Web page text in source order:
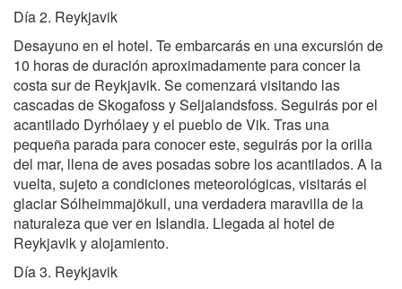
Día 2. Reykjavik
Desayuno en el hotel. Te embarcarás en una excursión de
10 horas de duración aproximadamente para concer la
costa sur de Reykjavik. Se comenzará visitando las
cascadas de Skogafoss y Seljalandsfoss. Seguirás por el
acantilado Dyrhólaey y el pueblo de Vik. Tras una
pequeña parada para conocer este, seguirás por la orilla
del mar, llena de aves posadas sobre los acantilados. A la
vuelta, sujeto a condiciones meteorológicas, visitarás el
glaciar Sólheimmajökull, una verdadera maravilla de la
naturaleza que ver en Islandia. Llegada al hotel de
Reykjavik y alojamiento.
Día 3. Reykjavik